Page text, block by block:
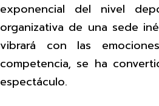
exponencial del nivel
organizativa de una sede
vibrará con las
competencia, se ha
espectáculo.